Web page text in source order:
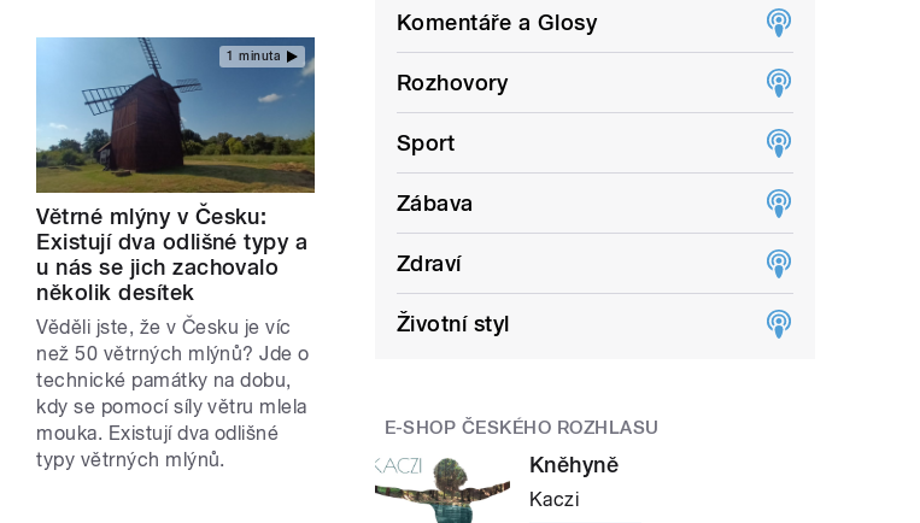
1 minuta
Větrné mlýny v Česku:
Existují dva odlišné typy a
u nás se jich zachovalo
několik desítek
Věděli jste, že v Česku je víc
než 50 větrných mlýnů? Jde o
technické památky na dobu,
kdy se pomocí síly větru mlela
mouka. Existují dva odlišné
typy větrných mlýnů.
Komentáře a Glosy
Rozhovory
Sport
Zábava
Zdraví
Životní styl
E-SHOP ČESKÉHO ROZHLASU
Kněhyně
Kaczi